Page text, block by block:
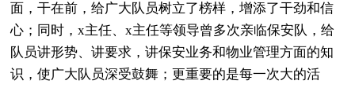
面，干在前，给广大队员树立了榜样，增添了干劲和信
心；同时，x主任、x主任等领导曾多次亲临保安队，给
队员讲形势、讲要求，讲保安业务和物业管理方面的知
识，使广大队员深受鼓舞；更重要的是每一次大的活